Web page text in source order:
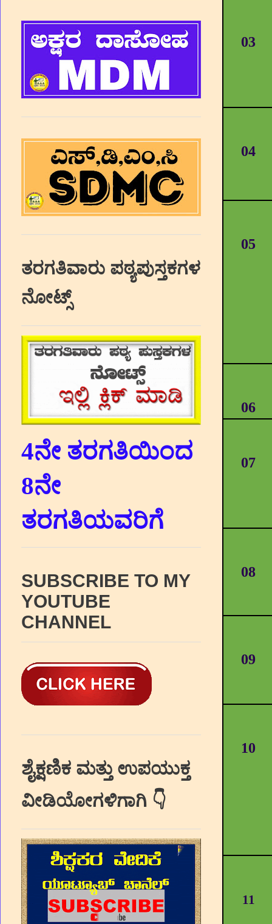
03
04
05
06
07
08
09
10
11
ತರಗತಿವಾರು ಪಠ್ಯಪುಸ್ತಕಗಳ
ನೋಟ್ಸ್
4ನೇ ತರಗತಿಯಿಂದ
8ನೇ
ತರಗತಿಯವರಿಗೆ
SUBSCRIBE TO MY
YOUTUBE
CHANNEL
ಶೈಕ್ಷಣಿಕ ಮತ್ತು ಉಪಯುಕ್ತ
ವೀಡಿಯೋಗಳಿಗಾಗಿ 👇